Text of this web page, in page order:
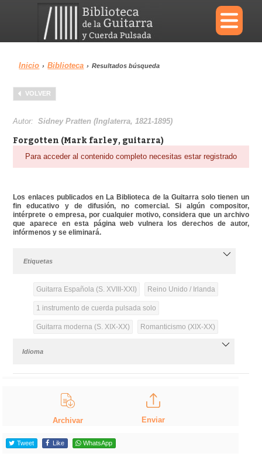
×
Menu
Biblioteca Diccionario
Inicio › Biblioteca › Resultados búsqueda
VOLVER
Autor:Sidney Pratten (Inglaterra, 1821-1895)
Forgotten (Mark farley, guitarra)
Para acceder al contenido completo necesitas estar registrado
Los enlaces publicados en La Biblioteca de la Guitarra solo tienen un
fin educativo y de difusión, no comercial. Si algún compositor,
intérprete o empresa, por cualquier motivo, considera que un archivo
que aparece en esta página web vulnera los derechos de autor,
infórmenos y se eliminará.
Etiquetas
Guitarra Española (S. XVIII-XXI) Reino Unido / Irlanda
1 instrumento de cuerda pulsada solo
Guitarra moderna (S. XIX-XX) Romanticismo (XIX-XX)
Idioma
Archivar Enviar
Tweet Like WhatsApp